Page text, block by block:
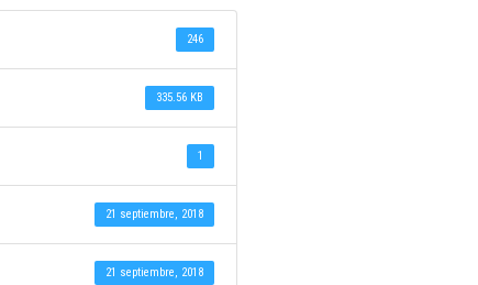
246
335.56 KB
1
21 septiembre, 2018
21 septiembre, 2018